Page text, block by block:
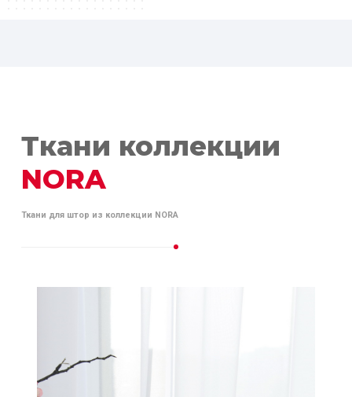
Ткани коллекции
NORA
Ткани для штор из коллекции NORA